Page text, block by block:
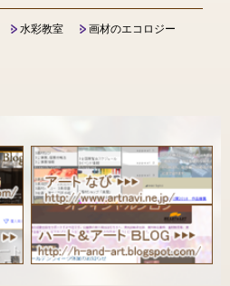
水彩教室
画材のエコロジー